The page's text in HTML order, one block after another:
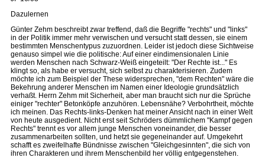
Dazulernen
Günter Zehm beschreibt zwar treffend, daß die Begriffe "rechts" und "links"
in der Politik immer mehr verwischen und versucht statt dessen, sie einem
bestimmten Menschentypus zuzuordnen. Leider ist jedoch diese Sichtweise
genauso simpel wie die politische: Auf einer eindimensionalen Linie
werden Menschen nach Schwarz-Weiß eingeteilt: "Der Rechte ist..." Es
klingt so, als habe er versucht, sich selbst zu charakterisieren. Zudem
möchte ich zum Beispiel der These widersprechen, "dem Rechten" wäre die
Bekehrung anderer Menschen im Namen einer Ideologie grundsätzlich
verhaßt. Herrn Zehm mit Sicherheit, aber man braucht sich nur die Sprüche
einiger "rechter" Betonköpfe anzuhören. Lebensnähe? Verbohrtheit, möchte
ich meinen. Das Rechts-links-Denken hat meiner Ansicht nach in einer Welt
von heute ausgedient. Nicht erst seit Schröders dümmlichem "Kampf gegen
Rechts" trennt es vor allem junge Menschen voneinander, die besser
zusammenarbeiten sollten, und hetzt sie gegeneinander auf. Umgekehrt
schafft es zweifelhafte Bündnisse zwischen "Gleichgesinnten", die sich von
ihren Charakteren und ihrem Menschenbild her völlig entgegenstehen.